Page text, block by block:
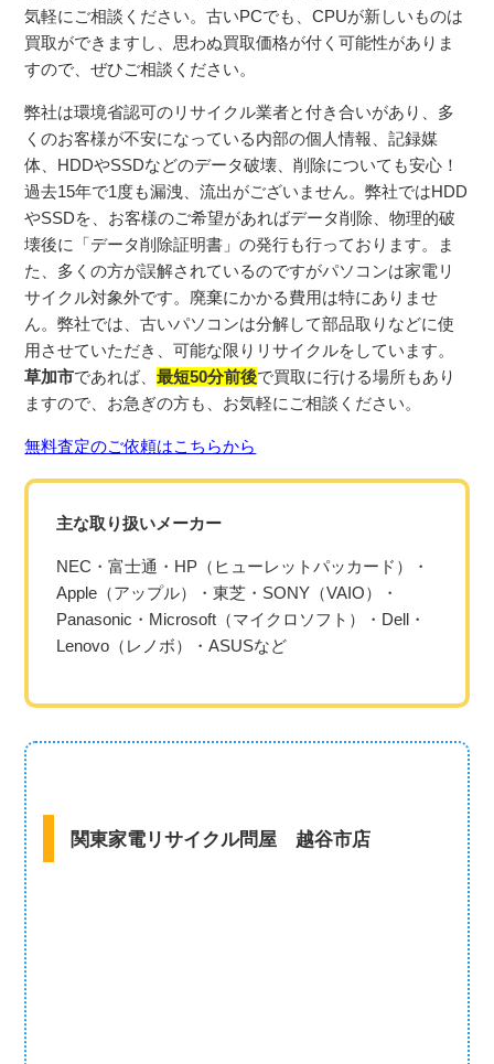
気軽にご相談ください。古いPCでも、CPUが新しいものは
買取ができますし、 思わぬ買取価格が付く可能性がありま
すので、ぜひご相談ください。
弊社は環境省認可のリサイクル業者と付き合いがあり、 多
くのお客様が不安になっている内部の個人情報、記録媒
体、 HDDやSSDなどのデータ破壊、削除についても安心！
過去15年で1度も漏洩、流出がございません。弊社ではHDD
やSSDを、お客様のご希望があればデータ削除、物理的破
壊後に「データ削除証明書」の発行も行っております。
ま
た、 多くの方が誤解されているのですがパソコンは家電リ
サイクル対象外です。廃棄にかかる費用は特にありませ
ん。弊社では、古いパソコンは分解して部品取りなどに使
用させていただき、可能な限りリサイクルをしています。
草加市であれば、最短50分前後で買取に行ける場所もあり
ますので、 お急ぎの方も、お気軽にご相談ください。
無料査定のご依頼はこちらから
主な取り扱いメーカー
NEC・富士通・HP（ヒューレットパッカード）・
Apple（アップル）・東芝・SONY（VAIO）・
Panasonic・Microsoft（マイクロソフト）・Dell・
Lenovo（レノボ）・ASUSなど
関東家電リサイクル問屋 越谷市店